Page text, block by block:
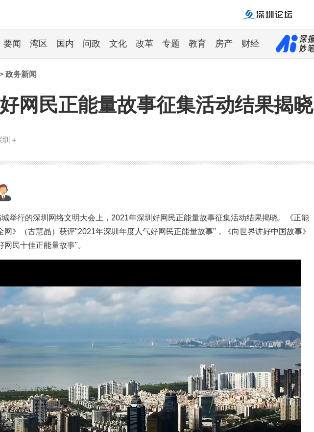
要闻 湾区 国内 问政 文化 改革 专题 教育 房产 财经
政务新闻
网民正能量故事征集活动结果揭晓
＋
举行的深圳网络文明大会上，2021年深圳好网民正能量故事征集活动结果揭晓。《正能
》（古慧晶）获评"2021年深圳年度人气好网民正能量故事"，《向世界讲好中国故事》
网民十佳正能量故事"。